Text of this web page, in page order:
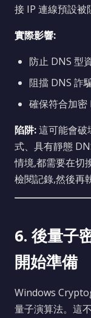
接 IP 連線預設被
實際影響:
防止 DNS 型
阻擋 DNS 詐
確保符合加
陷阱:這可能會破
式、具有靜態
情境,都需要在切
檢閱記錄,然後再
6. 後量子
開始準備
Windows
量子演算法。這